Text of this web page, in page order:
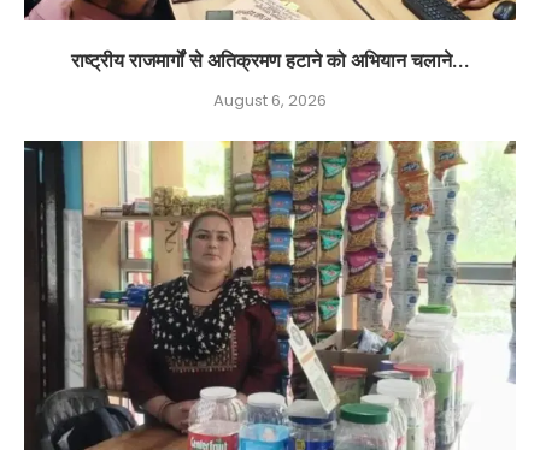
राष्ट्रीय राजमार्गों से अतिक्रमण हटाने को अभियान चलाने...
August 6, 2026